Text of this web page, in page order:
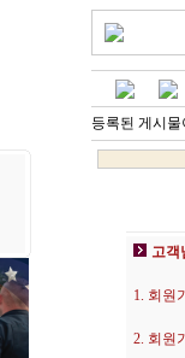
등록된 게시
고객
1. 회원
2. 회원